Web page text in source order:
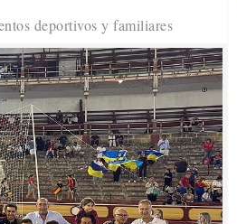
deportivos y familiares